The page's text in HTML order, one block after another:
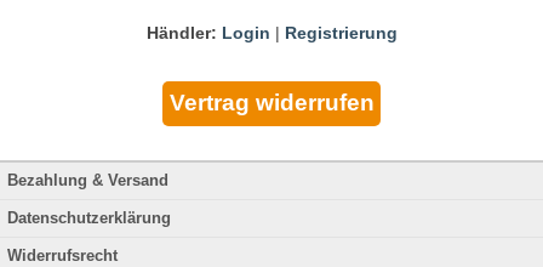
Händler: Login | Registrierung
Bezahlung & Versand
Datenschutzerklärung
Widerrufsrecht